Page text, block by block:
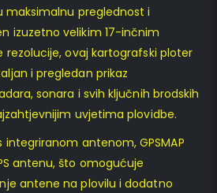
maksimalnu preglednost i
izuzetno velikim 17-inčnim
rezolucije, ovaj kartografski ploter
i pregledan prikaz
sonara i svih ključnih brodskih
uvjetima plovidbe.
integriranom antenom, GPSMAP
antenu, što omogućuje
antene na plovilu i dodatno